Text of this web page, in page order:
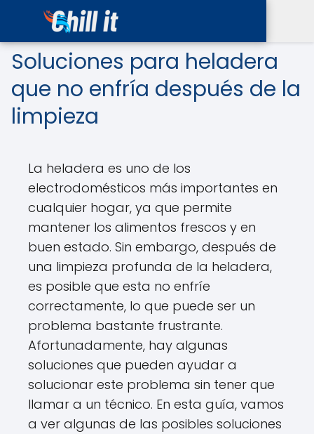
Soluciones para heladera
que no enfría después de la
limpieza
La heladera es uno de los
electrodomésticos más importantes en
cualquier hogar, ya que permite
mantener los alimentos frescos y en
buen estado. Sin embargo, después de
una limpieza profunda de la heladera,
es posible que esta no enfríe
correctamente, lo que puede ser un
problema bastante frustrante.
Afortunadamente, hay algunas
soluciones que pueden ayudar a
solucionar este problema sin tener que
llamar a un técnico. En esta guía, vamos
a ver algunas de las posibles soluciones